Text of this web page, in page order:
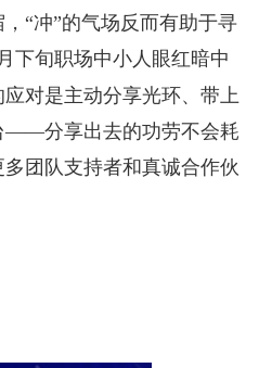
“冲”的气场反而有助于寻
月下旬职场中小人眼红暗中
对是主动分享光环、带上
——分享出去的功劳不会耗
团队支持者和真诚合作伙